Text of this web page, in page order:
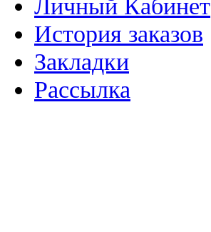
Личный Кабинет
История заказов
Закладки
Рассылка